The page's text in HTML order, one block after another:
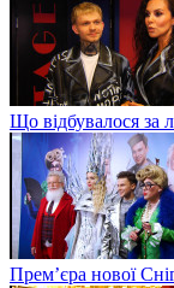
Що відбувалося за
Прем’єра нової